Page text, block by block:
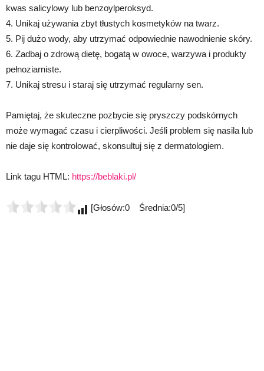
kwas salicylowy lub benzoylperoksyd.
4. Unikaj używania zbyt tłustych kosmetyków na twarz.
5. Pij dużo wody, aby utrzymać odpowiednie nawodnienie skóry.
6. Zadbaj o zdrową dietę, bogatą w owoce, warzywa i produkty
pełnoziarniste.
7. Unikaj stresu i staraj się utrzymać regularny sen.
Pamiętaj, że skuteczne pozbycie się pryszczy podskórnych
może wymagać czasu i cierpliwości. Jeśli problem się nasila lub
nie daje się kontrolować, skonsultuj się z dermatologiem.
Link tagu HTML: https://beblaki.pl/
[Głosów:0 Średnia:0/5]